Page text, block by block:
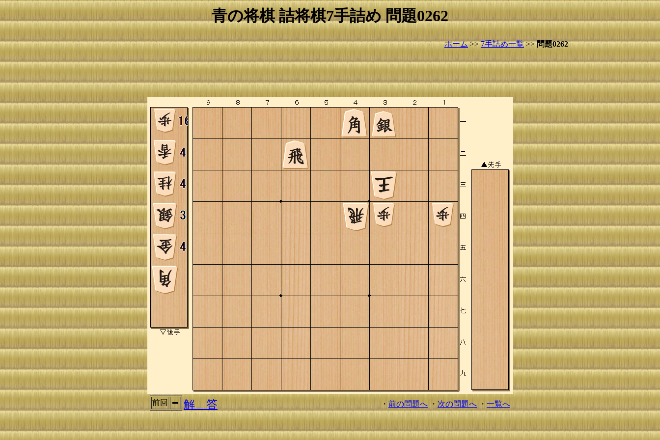
青の将棋 詰将棋7手詰め 問題0262
ホーム>>7手詰め一覧>>問題0262
前回 解 答 ・ 前の問題へ・次の問題へ ・ 一覧へ